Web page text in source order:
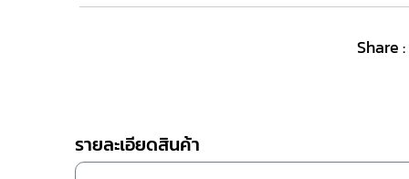
Share :
รายละเอียดสินค้า